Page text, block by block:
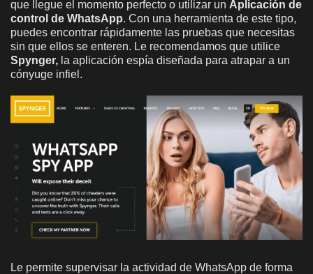
que llegue el momento perfecto o utilizar un Aplicación de
control de WhatsApp. Con una herramienta de este tipo,
puedes encontrar rápidamente las pruebas que necesitas
sin que ellos se enteren. Le recomendamos que utilice
Spynger, la aplicación espía diseñada para atrapar a un
cónyuge infiel.
Le permite supervisar la actividad de WhatsApp de forma